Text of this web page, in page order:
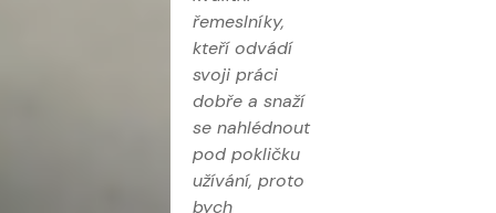
řemeslníky,
kteří odvádí
svoji práci
dobře a snaží
se nahlédnout
pod pokličku
užívání, proto
bych